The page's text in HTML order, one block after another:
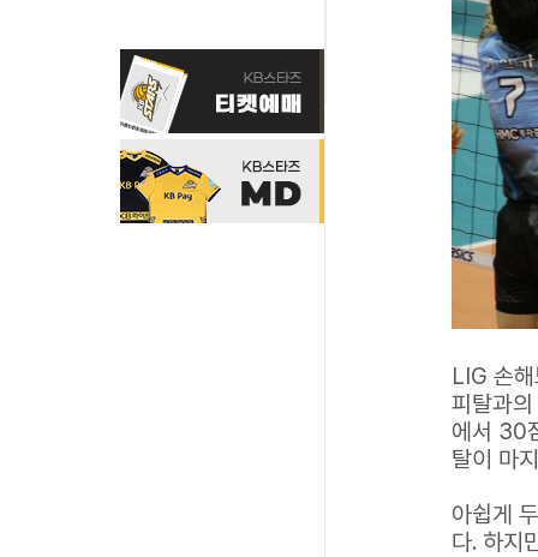
LIG 손
피탈과
에서 30
탈이 마
아쉽게
다. 하지